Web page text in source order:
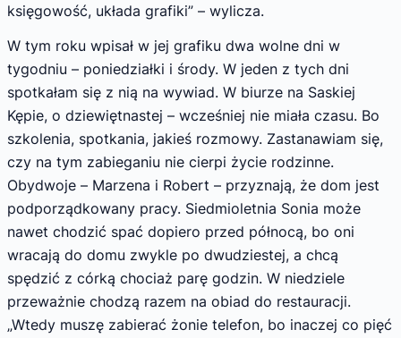
księgowość, układa grafiki” – wylicza.
W tym roku wpisał w jej grafiku dwa wolne dni w
tygodniu – poniedziałki i środy. W jeden z tych dni
spotkałam się z nią na wywiad. W biurze na Saskiej
Kępie, o dziewiętnastej – wcześniej nie miała czasu. Bo
szkolenia, spotkania, jakieś rozmowy. Zastanawiam się,
czy na tym zabieganiu nie cierpi życie rodzinne.
Obydwoje – Marzena i Robert – przyznają, że dom jest
podporządkowany pracy. Siedmioletnia Sonia może
nawet chodzić spać dopiero przed północą, bo oni
wracają do domu zwykle po dwudziestej, a chcą
spędzić z córką chociaż parę godzin. W niedziele
przeważnie chodzą razem na obiad do restauracji.
„Wtedy muszę zabierać żonie telefon, bo inaczej co pięć